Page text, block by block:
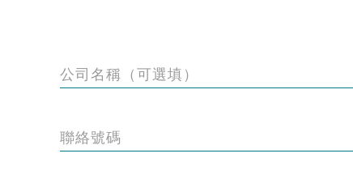
公司名稱（可選填）
聯絡號碼